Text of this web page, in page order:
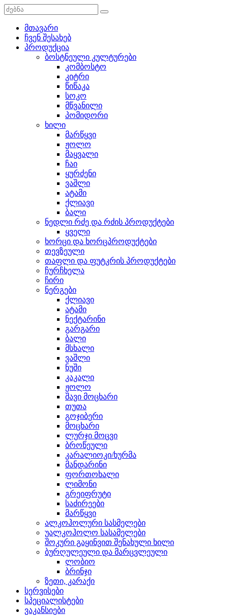
მთავარი
ჩვენ შესახებ
პროდუქცია
ბოსტნეული კულტურები
კომბოსტო
კიტრი
წიწაკა
სოკო
მწვანილი
პომიდორი
ხილი
მარწყვი
ჟოლო
მაყვალი
ჩაი
ყურძენი
ვაშლი
ატამი
ქლიავი
ბალი
ნედლი რძე და რძის პროდუქტები
ყველი
ხორცი და ხორცპროდუქტები
თევზეული
თაფლი და ფუტკრის პროდუქტები
ჩურჩხელა
ჩირი
ნერგები
ქლიავი
ატამი
ნექტარინი
გარგარი
ბალი
მსხალი
ვაშლი
ნუში
კაკალი
ჟოლო
შავი მოცხარი
თუთა
გოჯიბერი
მოცხარი
ლურჯი მოცვი
ბროწეული
კარალიოკი/ხურმა
მანდარინი
ფორთოხალი
ლიმონი
გრეიფრუტი
საძირეები
მარწყვი
ალკოჰოლური სასმელები
უალკოჰოლო სასამელები
შოკური გაყინვით შენახული ხილი
ბურღულეული და მარცვლეული
ლობიო
ბრინჯი
ზეთი, კარაქი
სერვისები
სპეციალისტები
ვაკანსიები